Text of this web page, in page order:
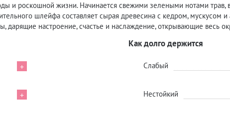
и роскошной жизни. Начинается свежими зелеными нотами трав,
шлейфа составляет сырая древесина с кедром, мускусом
дарящие настроение, счастье и наслаждение, открывающие весь
+
+
Как долго держится
Слабый
Нестойкий